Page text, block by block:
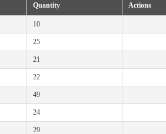
Quantity Actions
10
25
21
22
49
24
29